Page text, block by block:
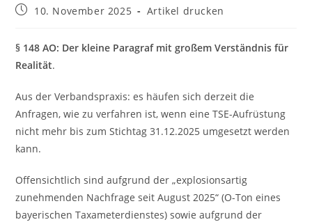
Beitrag10. November 2025 Artikel drucken
§ 148 AO: Der kleine Paragraf mit großem Verständnis für
Realität.
Aus der Verbandspraxis: es häufen sich derzeit die
Anfragen, wie zu verfahren ist, wenn eine TSE-Aufrüstung
nicht mehr bis zum Stichtag 31.12.2025 umgesetzt werden
kann.
Offensichtlich sind aufgrund der „explosionsartig
zunehmenden Nachfrage seit August 2025“ (O-Ton eines
bayerischen Taxameterdienstes) sowie aufgrund der